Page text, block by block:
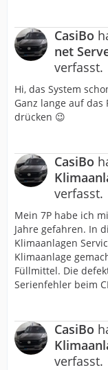
CasiBo
net
verfasst.
Hi, das System
Ganz lange auf
drücken 😉
CasiBo
verfasst.
Mein 7P habe ich
Jahre gefahren. In
Klimaanlagen
Klimaanlage
Füllmittel. Die
Serienfehler beim
CasiBo
verfasst.